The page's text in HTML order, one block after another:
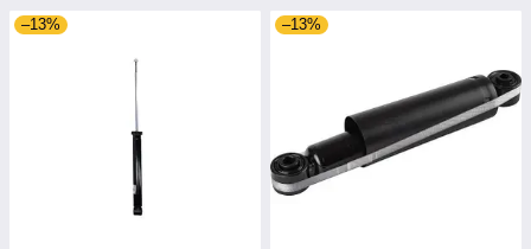
–13% –13%